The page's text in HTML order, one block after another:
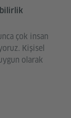
çok insan
Kişisel
olarak